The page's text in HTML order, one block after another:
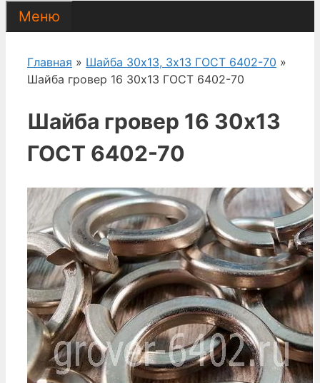
Меню
Главная » Шайба 30х13, 3х13 ГОСТ 6402-70 »
Шайба гровер 16 30х13 ГОСТ 6402-70
Шайба гровер 16 30х13
ГОСТ 6402-70